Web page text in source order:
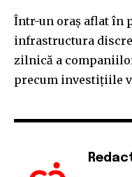
Într-un oraș aflat în
infrastructura
zilnică a
precum investițiile